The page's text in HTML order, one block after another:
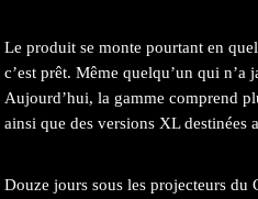
Le produit se monte pourtant en
c’est prêt. Même quelqu’un qui
Aujourd’hui, la gamme comprend
ainsi que des versions XL destinées
Douze jours sous les projecteurs du